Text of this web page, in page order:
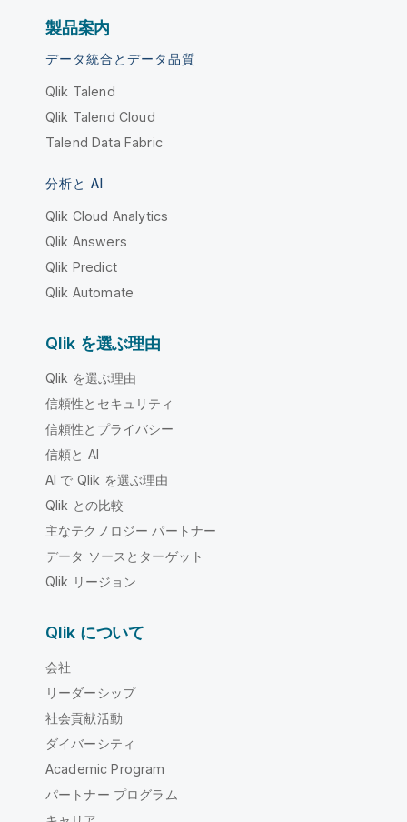
製品案内
データ統合とデータ品質
Qlik Talend
Qlik Talend Cloud
Talend Data Fabric
分析と AI
Qlik Cloud Analytics
Qlik Answers
Qlik Predict
Qlik Automate
Qlik を選ぶ理由
Qlik を選ぶ理由
信頼性とセキュリティ
信頼性とプライバシー
信頼と AI
AI で Qlik を選ぶ理由
Qlik との比較
主なテクノロジー パートナー
データ ソースとターゲット
Qlik リージョン
Qlik について
会社
リーダーシップ
社会貢献活動
ダイバーシティ
Academic Program
パートナー プログラム